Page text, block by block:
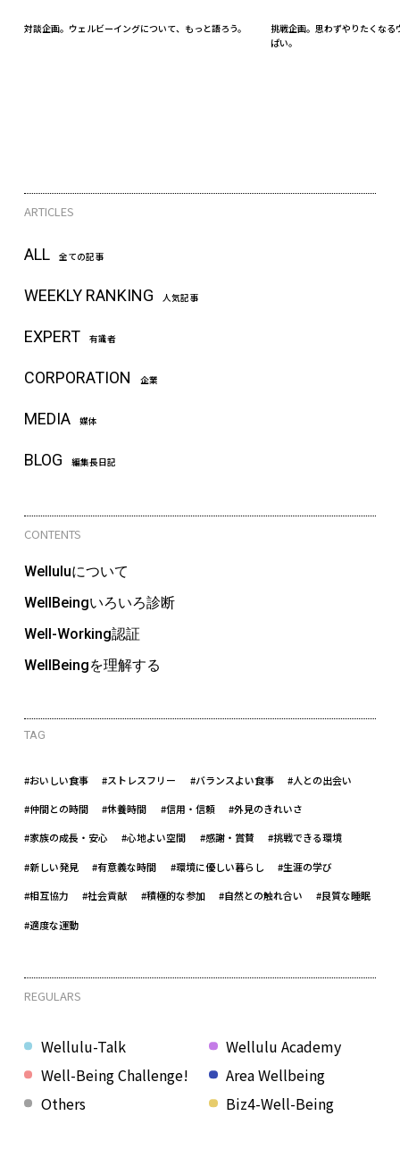
対談企画。ウェルビーイングについて、もっと語ろう。
挑戦企画。思わずやりたくなる
ぱい。
ARTICLES
ALL 全ての記事
WEEKLY RANKING 人気記事
EXPERT 有識者
CORPORATION 企業
MEDIA 媒体
BLOG 編集長日記
CONTENTS
Welluluについて
WellBeingいろいろ診断
Well-Working認証
WellBeingを理解する
TAG
#おいしい食事 #ストレスフリー #バランスよい食事 #人との出会い
#仲間との時間 #休養時間 #信用・信頼 #外見のきれいさ
#家族の成長・安心 #心地よい空間 #感謝・賞賛 #挑戦できる環境
#新しい発見 #有意義な時間 #環境に優しい暮らし #生涯の学び
#相互協力 #社会貢献 #積極的な参加 #自然との触れ合い #良質な睡眠
#適度な運動
REGULARS
Wellulu-Talk
Well-Being Challenge!
Biz4-Well-Being
Wellulu Academy
Area Wellbeing
Others